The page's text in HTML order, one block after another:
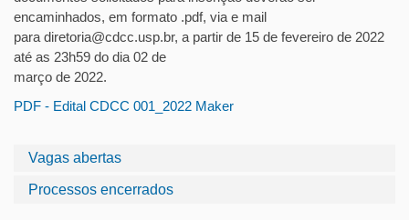
Vagas abertas
Processos encerrados
encaminhados, em formato .pdf, via e mail
para diretoria@cdcc.usp.br, a partir de 15 de fevereiro de 2022
até as 23h59 do dia 02 de
março de 2022.
PDF - Edital CDCC 001_2022 Maker